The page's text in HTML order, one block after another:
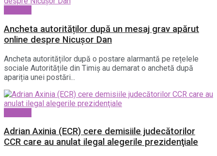
Ancheta autorităților după un mesaj grav apărut
online despre Nicușor Dan
Ancheta autorităților după o postare alarmantă pe rețelele
sociale Autoritățile din Timiș au demarat o anchetă după
apariția unei postări...
Adrian Axinia (ECR) cere demisiile judecătorilor
CCR care au anulat ilegal alegerile prezidenţiale